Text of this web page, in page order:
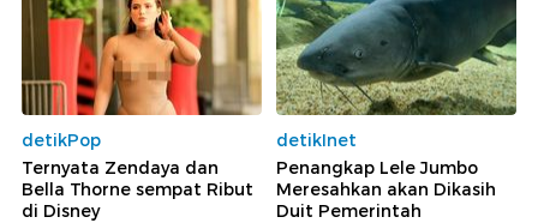
detikPop
Ternyata Zendaya dan
Bella Thorne sempat Ribut
di Disney
detikInet
Penangkap Lele Jumbo
Meresahkan akan Dikasih
Duit Pemerintah